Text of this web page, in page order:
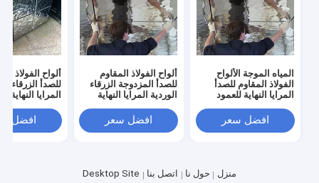
المياه الموجة الألواح
الفولاذ المقاوم للصدأ
المرايا النهاية للعمود
افضل سعر
ألواح الفولاذ المقاوم
للصدأ المزدوجة الزرقاء
الوردية المرايا النهاية
201 304 316
افضل سعر
ألواح الفولاذ
للصدأ الزرقاء
المرايا النهاية
316
افضل
منزل حول نا اتصل بنا
Desktop Site